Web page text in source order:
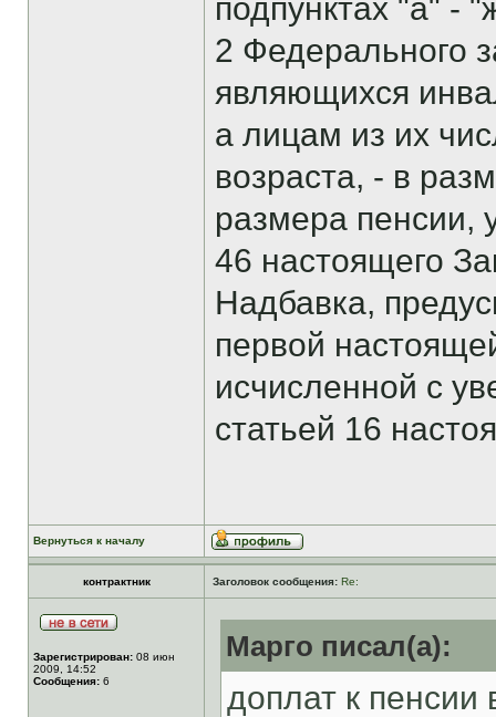
подпунктах "а" -
2 Федерального
являющихся
а лицам из их
возраста, - в
размера пенсии,
46 настоящего
Надбавка,
первой
исчисленной с
статьей 16
Вернуться к началу
контрактник Заголовок сообщения: Re:
Зарегистрирован: 08 июн
2009, 14:52
Сообщения: 6
Марго писал(а):
доплат к пенсии